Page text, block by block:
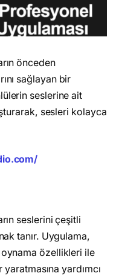
önceden
sağlayan bir
seslerine ait
sesleri kolayca
seslerini çeşitli
tanır. Uygulama,
özellikleri ile
yardımcı